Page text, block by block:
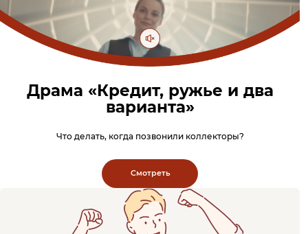
Драма «Кредит, ружье и два
варианта»
Что делать, когда позвонили коллекторы?
Смотреть